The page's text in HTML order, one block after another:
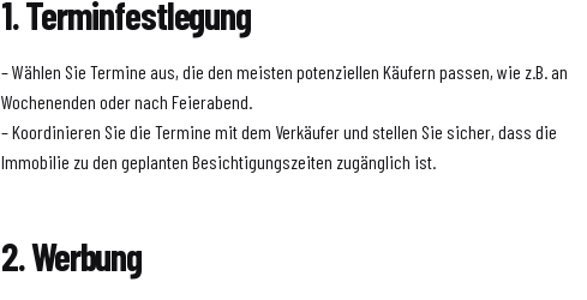
1. Terminfestlegung
– Wählen Sie Termine aus, die den meisten potenziellen Käufern passen, wie z.B. an
Wochenenden oder nach Feierabend.
– Koordinieren Sie die Termine mit dem Verkäufer und stellen Sie sicher, dass die
Immobilie zu den geplanten Besichtigungszeiten zugänglich ist.
2. Werbung